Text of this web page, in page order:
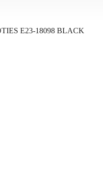
E23-18098 BLACK